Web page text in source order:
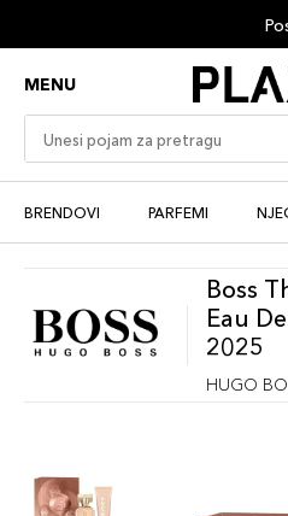
MENU
BRENDOVI PARFEMI
Boss
Eau
2025
HUGO